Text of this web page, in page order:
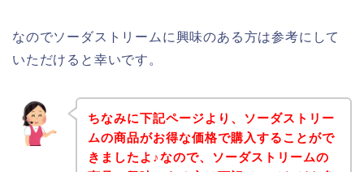
なのでソーダストリームに興味のある方は参考にして
いただけると幸いです。
ちなみに下記ページより、ソーダストリー
ムの商品がお得な価格で購入することがで
きましたよ♪なので、ソーダストリームの